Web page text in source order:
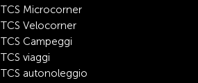
TCS Microcorner
TCS Velocorner
TCS Campeggi
TCS viaggi
TCS autonoleggio